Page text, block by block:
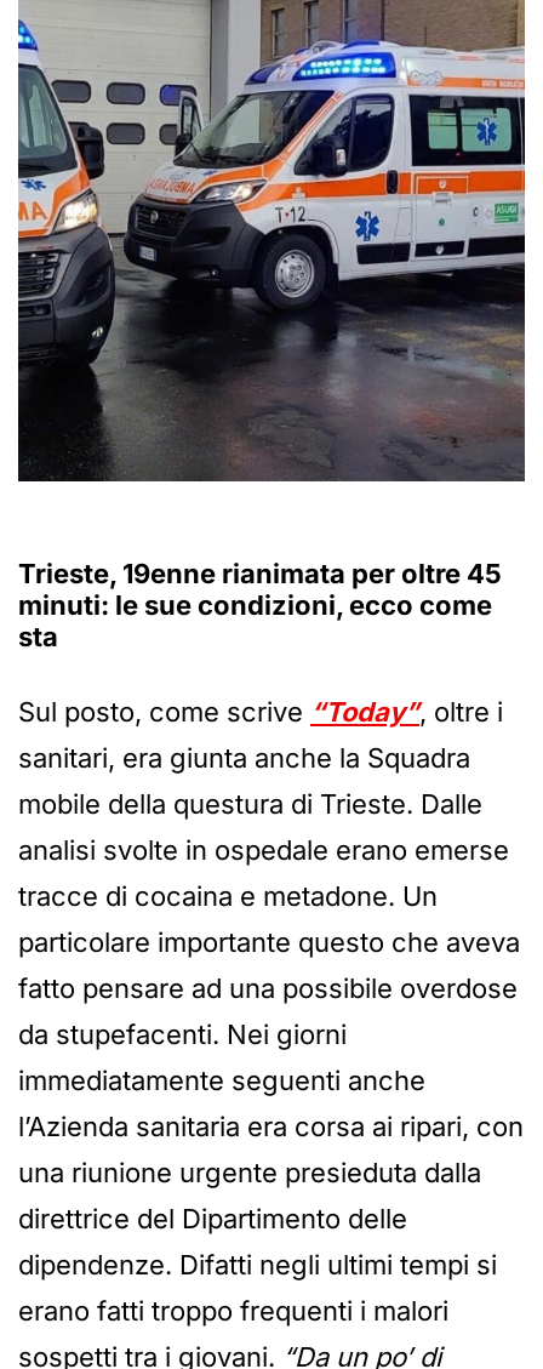
Trieste, 19enne rianimata per oltre 45
minuti: le sue condizioni, ecco come
sta
Sul posto, come scrive “Today”, oltre i
sanitari, era giunta anche la Squadra
mobile della questura di Trieste. Dalle
analisi svolte in ospedale erano emerse
tracce di cocaina e metadone. Un
particolare importante questo che aveva
fatto pensare ad una possibile overdose
da stupefacenti. Nei giorni
immediatamente seguenti anche
l’Azienda sanitaria era corsa ai ripari, con
una riunione urgente presieduta dalla
direttrice del Dipartimento delle
dipendenze. Difatti negli ultimi tempi si
erano fatti troppo frequenti i malori
sospetti tra i giovani. “Da un po’ di